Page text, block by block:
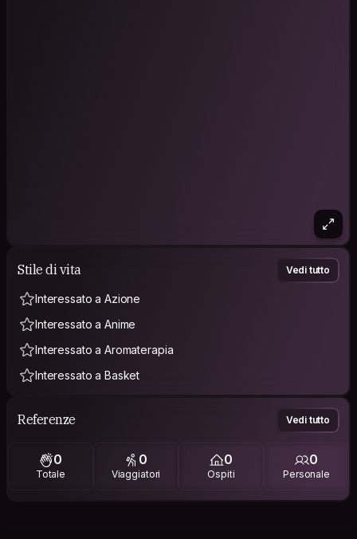
Stile di vita Vedi tutto
Interessato a Azione
Interessato a Anime
Interessato a Aromaterapia
Interessato a Basket
Referenze Vedi tutto
0
Totale
0
Viaggiatori
0
Ospiti
0
Personale